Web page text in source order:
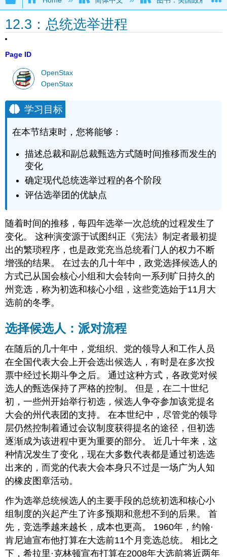
12.3：总统选举进程
Page ID
OpenStax
OpenStax
学习目标
在本节结束时，您将能够：
描述总裁和副总裁甄选方式随时间推移而发生的
变化
确定现代总统选举过程的各个阶段
评估选举团的优缺点
随着时间的推移，每四年选举一次总统的过程发生了
变化。 这种演变源于试图纠正《宪法》制定者最初提
出的繁琐程序，也是政党充当总统看门人的权力不断
增强的结果。 在过去的几十年中，政党选择候选人的
方式已从国会核心小组和大会转向一系列旷日持久的
州竞选，称为初选和核心小组，这些竞选始于11月大
选前的冬季。
选择候选人：派对流程
在随后的几十年中，党组织、党的领导人和工作人员
在全国代表大会上开会选出候选人，有时是在多次投
票中经过长期斗争之后。 通过这种方式，各政党对候
选人的甄选保持了严格的控制。 但是，在二十世纪
初，一些州开始举行初选 ，候选人争夺参加该党提名
大会的州代表团的支持。 在本世纪中，尽管党的领导
层仍然控制着通过会议制度获得提名的途径，但初选
逐渐成为该进程中更为重要的部分。 近几十年来，这
种情况发生了变化，现在大多数代表都是通过初选选
出来的，而党的代表大会本身只不过是一场广为人知
的橡皮图章活动。
作为选举总统候选人的主要手段的总统初选和核心小
组制度的兴起产生了许多预期和意想不到的后果。 首
先，竞选季越来越长，成本也更高。 1960年，约翰·
肯尼迪宣布他打算在大选前11个月竞选总统。 相比之
下，希拉里·克林顿宣布打算在2008年大选前将近两年